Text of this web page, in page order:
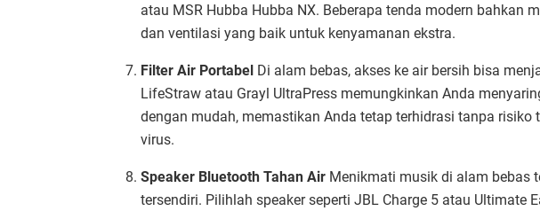
atau MSR Hubba Hubba NX. Beberapa tenda modern bahkan
dan ventilasi yang baik untuk kenyamanan ekstra.
Filter Air Portabel Di alam bebas, akses ke air bersih bisa
LifeStraw atau Grayl UltraPress memungkinkan Anda
dengan mudah, memastikan Anda tetap terhidrasi tanpa risiko
virus.
Speaker Bluetooth Tahan Air Menikmati musik di alam bebas
tersendiri. Pilihlah speaker seperti JBL Charge 5 atau Ultimate